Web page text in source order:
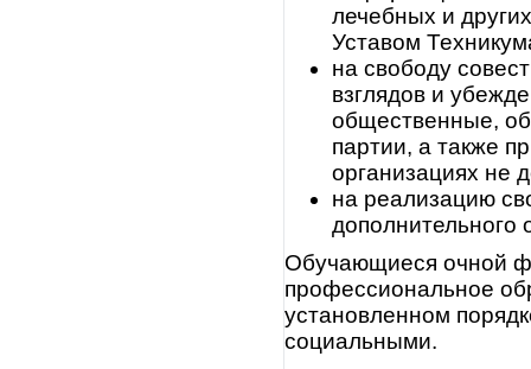
лечебных и
Уставом
на свободу
взглядов и
общественные,
партии, а также
организациях не
на реализацию
дополнительного
Обучающиеся очной
профессиональное
установленном
социальными.